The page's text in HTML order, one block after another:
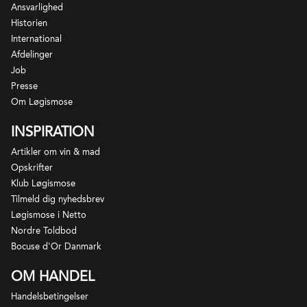
Velegnet som aperitif, til østers og andre skaldyr
eller som et lille overraskende indslag mellem
retterne, når man får besøg af familie og venner, der
værdsætter de mousserende vines velsignelser.
Lyby Cider House er et familiedrevet cideri som blev
Ansvarlighed
Historien
International
Afdelinger
Job
Presse
Om Løgismose
INSPIRATION
Artikler om vin & mad
Opskrifter
Klub Løgismose
Tilmeld dig nyhedsbrev
Løgismose i Netto
Nordre Toldbod
Bocuse d'Or Danmark
OM HANDEL
Handelsbetingelser